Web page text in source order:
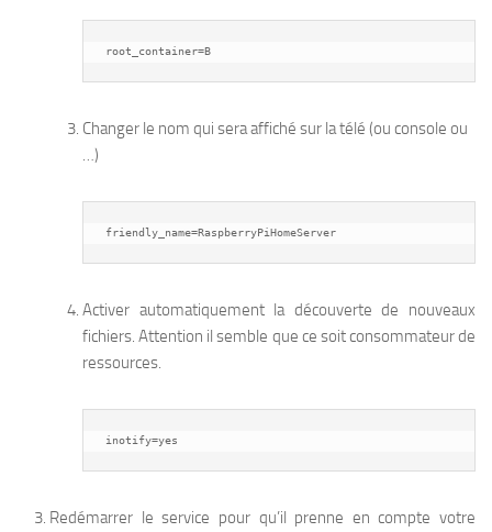
root_container=B
Changer le nom qui sera affiché sur la télé (ou console ou
…)
friendly_name=RaspberryPiHomeServer
Activer automatiquement la découverte de nouveaux
fichiers. Attention il semble que ce soit consommateur de
ressources.
inotify=yes
Redémarrer le service pour qu’il prenne en compte votre